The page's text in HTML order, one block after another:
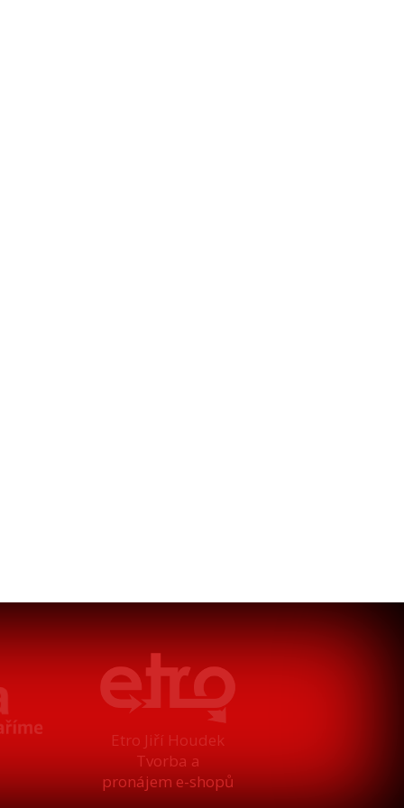
Etro Jiří Houdek
Tvorba a
pronájem e-shopů